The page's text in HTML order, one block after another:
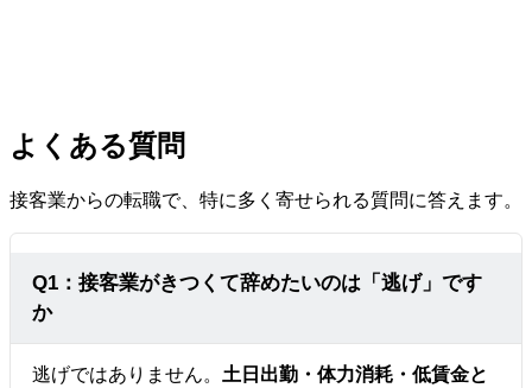
よくある質問
接客業からの転職で、特に多く寄せられる質問に答えます。
Q1：接客業がきつくて辞めたいのは「逃げ」です
か
逃げではありません。 土日出勤・体力消耗・低賃金と